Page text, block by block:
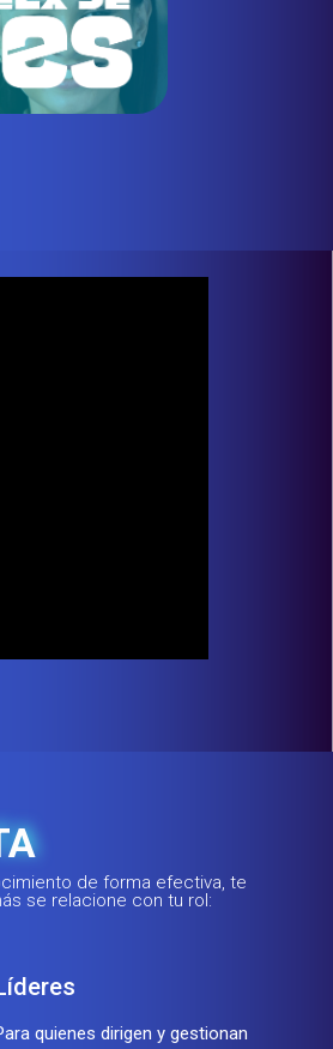
de forma efectiva, te
se relacione con tu rol:
quienes dirigen y gestionan